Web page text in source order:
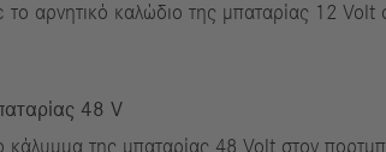
αρνητικό καλώδιο της μπαταρίας 12 Volt
48 V
κάλυμμα της μπαταρίας 48 Volt στον